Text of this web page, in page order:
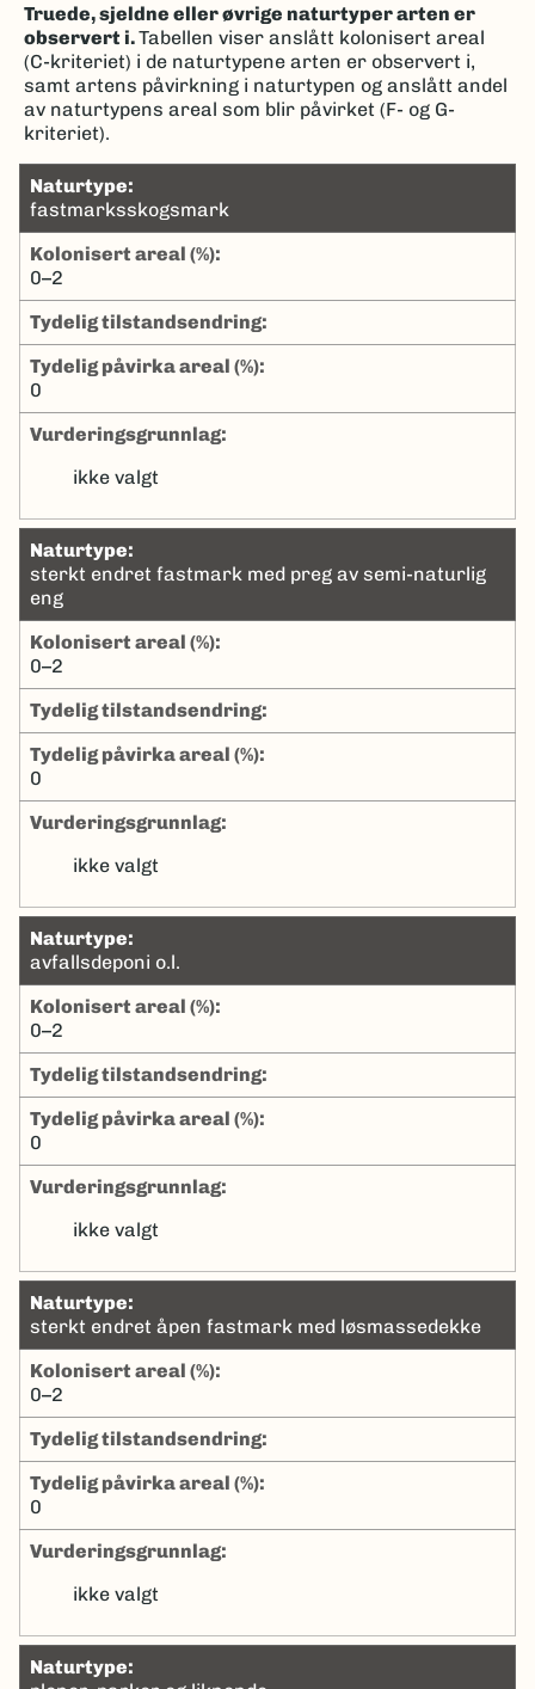
Truede, sjeldne eller øvrige naturtyper arten er
observert i.Tabellen viser anslått kolonisert areal
(C-kriteriet) i de naturtypene arten er observert i,
samt artens påvirkning i naturtypen og anslått andel
av naturtypens areal som blir påvirket (F- og G-
kriteriet).
naturtype:
fastmarksskogsmark
kolonisert areal (%):
0–2
tydelig tilstandsendring:
tydelig påvirka areal (%):
0
Vurderingsgrunnlag:
ikke valgt
naturtype:
sterkt endret fastmark med preg av semi-naturlig
eng
kolonisert areal (%):
0–2
tydelig tilstandsendring:
tydelig påvirka areal (%):
0
Vurderingsgrunnlag:
ikke valgt
naturtype:
avfallsdeponi o.l.
kolonisert areal (%):
0–2
tydelig tilstandsendring:
tydelig påvirka areal (%):
0
Vurderingsgrunnlag:
ikke valgt
naturtype:
sterkt endret åpen fastmark med løsmassedekke
kolonisert areal (%):
0–2
tydelig tilstandsendring:
tydelig påvirka areal (%):
0
Vurderingsgrunnlag:
ikke valgt
naturtype: